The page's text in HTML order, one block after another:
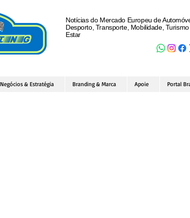
Notícias do Mercado Europeu de
Desporto, Transporte, Mobilidade,
Estar
Negócios & Estratégia Branding & Marca Apoie Portal